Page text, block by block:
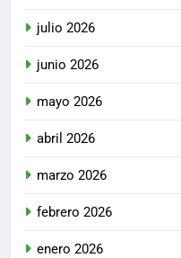
julio 2026
junio 2026
mayo 2026
abril 2026
marzo 2026
febrero 2026
enero 2026